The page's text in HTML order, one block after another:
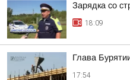
Зарядка со
18:09
Глава
17:54